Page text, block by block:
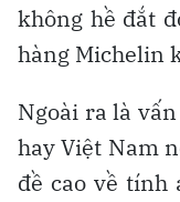
không hề đắt
hàng Michelin
Ngoài ra là
hay Việt Nam
đề cao về tính